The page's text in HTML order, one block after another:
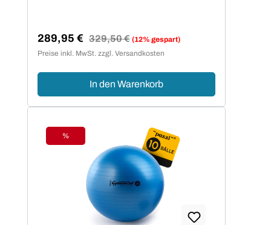
Verkaufspreis:
289,95 € Regulärer Preis:
329,50 € (12% gespart)
Preise inkl. MwSt. zzgl. Versandkosten
In den Warenkorb
Rabatt
%